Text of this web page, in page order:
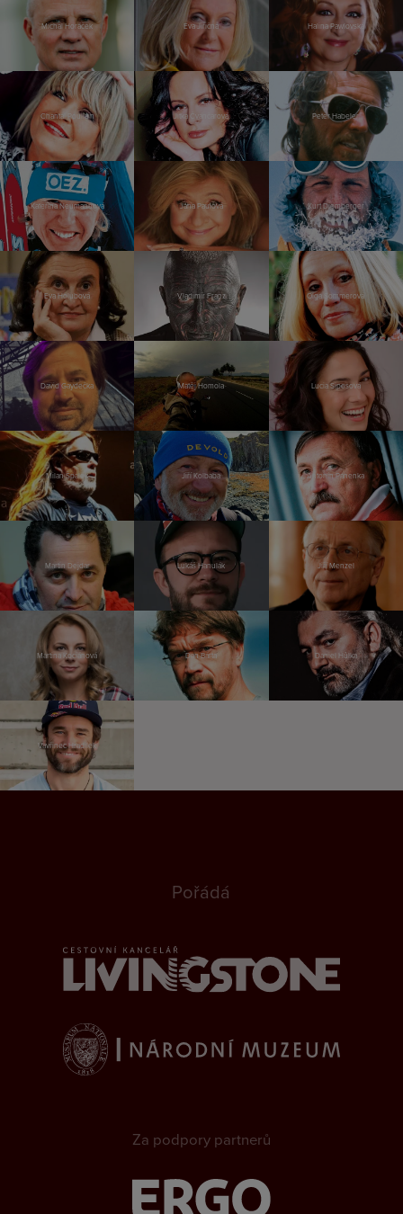
Michal Horáček Eva Jiřičná Halina Pawlovská
Chantal Poullain Jitka Čvančarová Peter Habeler
Kateřina Neumannová Jana Paulová Kurt Diemberger
Eva Holubová Vladimír Franz Olga Sommerová
David Gaydečka Matěj Homola Lucia Siposová
Milan Špalek Jiří Kolbaba Antonín Panenka
Martin Dejdar Lukáš Hanulák Jiří Menzel
Martina Kociánová Dan Bárta Daniel Hůlka
Vavřinec Hradilek
Pořádá
Za podpory partnerů